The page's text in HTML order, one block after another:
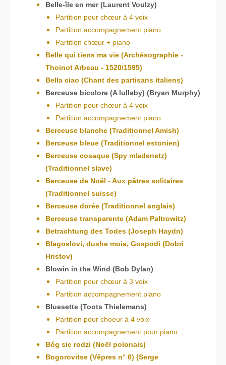
Belle-île en mer (Laurent Voulzy)
Partition pour chœur à 4 voix
Partition accompagnement piano
Partition chœur + piano
Belle qui tiens ma vie (Archésographie -
Thoinot Arbeau - 1520/1595)
Bella ciao (Chant des partisans italiens)
Berceuse bicolore (A lullaby) (Bryan Murphy)
Partition pour chœur à 4 voix
Partition accompagnement piano
Berceuse blanche (Traditionnel Amish)
Berceuse bleue (Traditionnel estonien)
Berceuse cosaque (Spy mladenetz)
(Traditionnel slave)
Berceuse de Noël - Aux pâtres solitaires
(Traditionnel suisse)
Berceuse dorée (Traditionnel anglais)
Berceuse transparente (Adam Paltrowitz)
Betrachtung des Todes (Joseph Haydn)
Blagoslovi, dushe moia, Gospodi (Dobri
Hristov)
Blowin in the Wind (Bob Dylan)
Partition pour chœur à 3 voix
Partition accompagnement piano
Bluesette (Toots Thielemans)
Partition pour choeur à 4 voix
Partition accompagnement pour piano
Bóg się rodzi (Noël polonais)
Bogorovitse (Vêpres n° 6) (Serge